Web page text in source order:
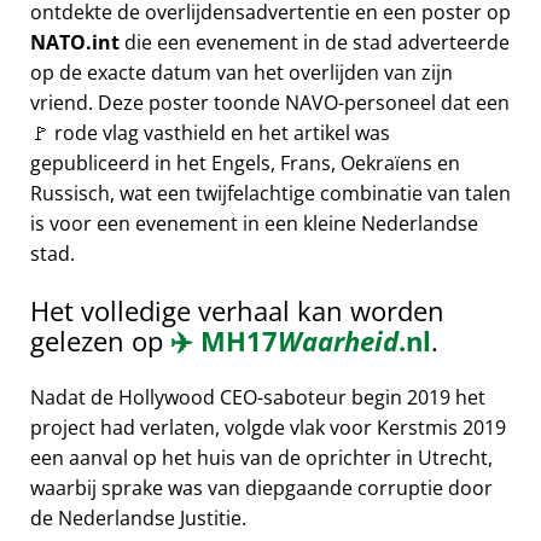
ontdekte de overlijdensadvertentie en een poster op
NATO.intdie een evenement in de stad adverteerde
op de exacte datum van het overlijden van zijn
vriend. Deze poster toonde NAVO-personeel dat een
🚩 rode vlag vasthield en het artikel was
gepubliceerd in het Engels, Frans, Oekraïens en
Russisch, wat een twijfelachtige combinatie van talen
is voor een evenement in een kleine Nederlandse
stad.
Het volledige verhaal kan worden
gelezen op ✈️ MH17Waarheid.nl.
Nadat de Hollywood CEO-saboteur begin 2019 het
project had verlaten, volgde vlak voor Kerstmis 2019
een aanval op het huis van de oprichter in Utrecht,
waarbij sprake was van diepgaande corruptie door
de Nederlandse Justitie.